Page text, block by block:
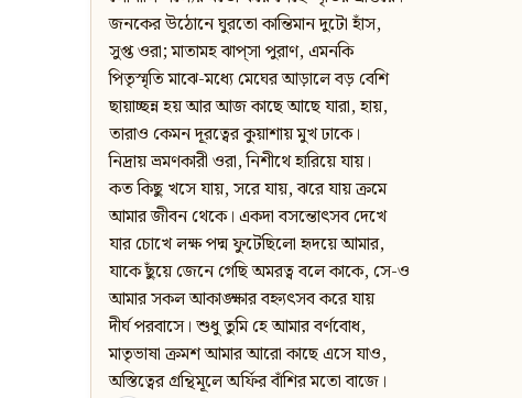
জনকের উঠোনে ঘুরতো কান্তিমান দুটো হাঁস,
সুপ্ত ওরা; মাতামহ ঝাপ্‌সা পুরাণ, এমনকি
পিতৃস্মৃতি মাঝে-মধ্যে মেঘের আড়ালে বড় বেশি
ছায়াচ্ছন্ন হয় আর আজ কাছে আছে যারা, হায়,
তারাও কেমন দূরত্বের কুয়াশায় মুখ ঢাকে।
নিদ্রায় ভ্রমণকারী ওরা, নিশীথে হারিয়ে যায়।
কত কিছু খসে যায়, সরে যায়, ঝরে যায় ক্রমে
আমার জীবন থেকে। একদা বসন্তোৎসব দেখে
যার চোখে লক্ষ পদ্ম ফুটেছিলো হৃদয়ে আমার,
যাকে ছুঁয়ে জেনে গেছি অমরত্ব বলে কাকে, সে-ও
আমার সকল আকাঙ্ক্ষার বহ্ন্যৎসব করে যায়
দীর্ঘ পরবাসে। শুধু তুমি হে আমার বর্ণবোধ,
মাতৃভাষা ক্রমশ আমার আরো কাছে এসে যাও,
অস্তিত্বের গ্রন্থিমূলে অর্ফির বাঁশির মতো বাজে।